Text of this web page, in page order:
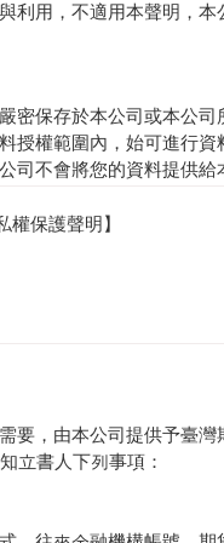
利用，不適用本聲明，本
密保存於本公司或本公司
授權範圍內，始可進行資
司不會將您的資料提供給
所提供的各項服務功能後
料。
明。請您隨時參閱本公司
保護聲明】
要，由本公司提供予臺灣
立書人下列事項：